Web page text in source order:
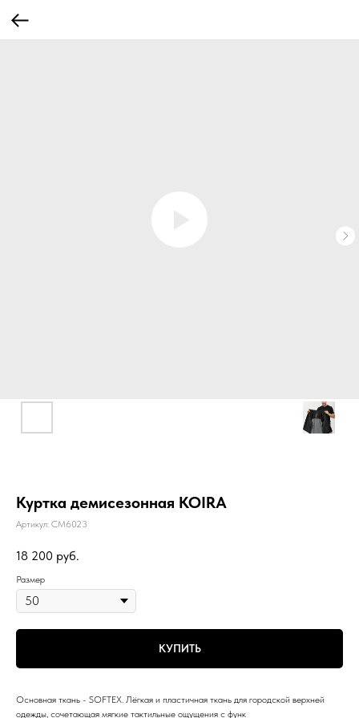
Куртка демисезонная KOIRA
Артикул: CM6023
18 200 руб.
Размер
КУПИТЬ
Основная ткань - SOFTEX. Лёгкая и пластичная ткань для городской верхней
одежды, сочетающая мягкие тактильные ощущения с функ